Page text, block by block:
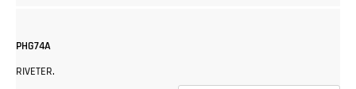
PHG74A
RIVETER.